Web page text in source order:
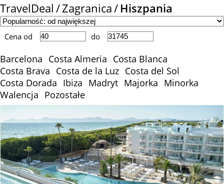
TravelDeal Zagranica Hiszpania
Cena od do
Barcelona Costa Almeria Costa Blanca
Costa Brava Costa de la Luz Costa del Sol
Costa Dorada Ibiza Madryt Majorka Minorka
Walencja Pozostałe